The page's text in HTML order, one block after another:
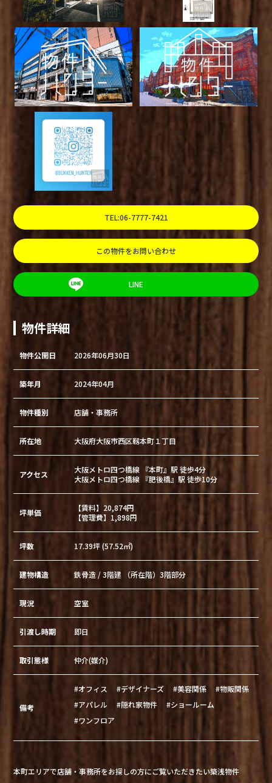
TEL:06-7777-7421
この物件をお問い合わせ
LINE
物件詳細
物件公開日 2026年06月30日
築年月 2024年04月
物件種別 店舗・事務所
所在地 大阪府大阪市西区靱本町１丁目
アクセス
大阪メトロ四つ橋線 『本町』駅 徒歩4分
大阪メトロ四つ橋線 『肥後橋』駅 徒歩10分
坪単価
【賃料】20,874円
【管理費】1,898円
坪数 17.39坪 (57.52㎡)
建物構造 鉄骨造 / 3階建 （所在階）3階部分
現況 空室
引渡し時期 即日
取引態様 仲介(媒介)
備考
#オフィス #デザイナーズ #美容関係
#物販関係
#アパレル
#隠れ家物件
#ショールーム
#ワンフロア
本町エリアで店舗・事務所をお探しの方にご覧いただきたい築浅物件